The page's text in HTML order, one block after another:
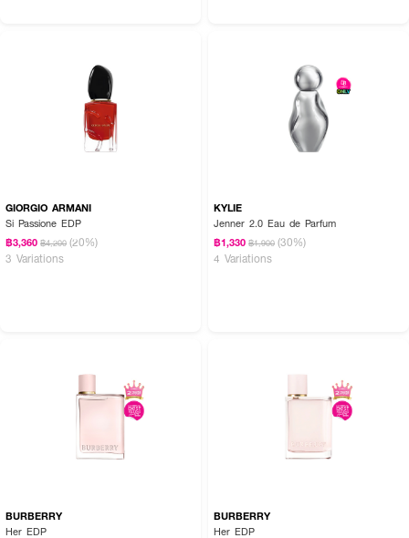
GIORGIO ARMANI
Si Passione EDP
฿3,360 ฿4,200 (20%)
3 Variations
KYLIE
Jenner 2.0 Eau de Parfum
฿1,330 ฿1,900 (30%)
4 Variations
BURBERRY
Her EDP
BURBERRY
Her EDP